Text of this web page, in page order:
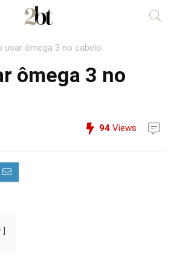
usar ômega 3 no cabelo
ômega 3 no
94 Views